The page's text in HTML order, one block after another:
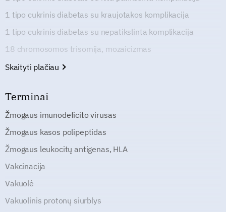
1 tipo cukrinis diabetas su kraujotakos komplikacija
1 tipo cukrinis diabetas su nepatikslinta komplikacija
18 chromosomos trisomija, mozaicizmas
Skaityti plačiau
Terminai
Žmogaus imunodeficito virusas
Žmogaus kasos polipeptidas
Žmogaus leukocitų antigenas, HLA
Vakcinacija
Vakuolė
Vakuolinis protonų siurblys